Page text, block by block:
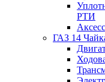
РТИ
ГАЗ 14